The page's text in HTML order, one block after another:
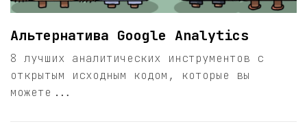
Альтернатива Google Analytics
8 лучших аналитических инструментов с
открытым исходным кодом, которые вы
можете...